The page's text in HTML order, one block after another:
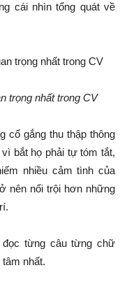
cái nhìn tổng quát về
trọng nhất trong CV
cố gắng thu thập thông
bắt họ phải tự tóm tắt,
nhiều cảm tình của
nên nổi trội hơn những
từng câu từng chữ
nhất.